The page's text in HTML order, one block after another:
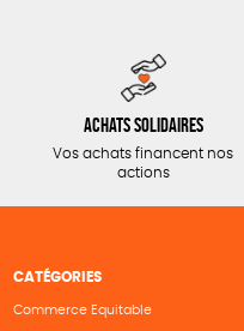
Achats solidaires
Vos achats financent nos
actions
CATÉGORIES
Commerce Equitable